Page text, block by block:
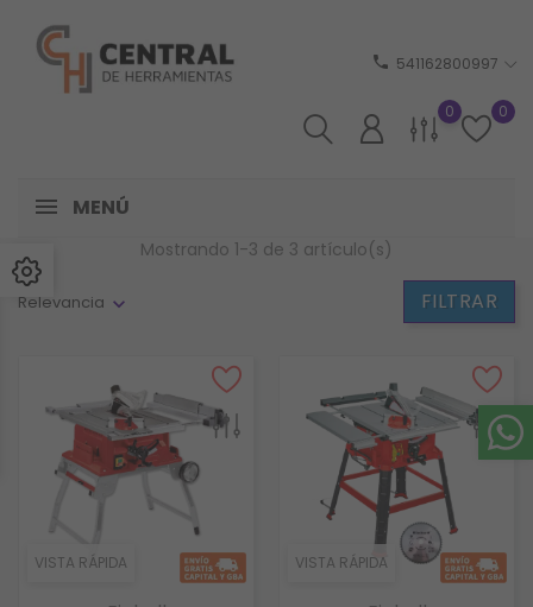
phone 541162800997
0 0
MENÚ
Relevancia FILTRAR
Mostrando 1-3 de 3 artículo(s)
VISTA RÁPIDA VISTA RÁPIDA